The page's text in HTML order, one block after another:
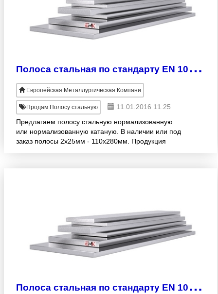
П
олоса стальная по стандарту EN 10149-3
Европейская Металлургическая Компани
Продам Полосу стальную
11.01.2016 11:25
Предлагаем полосу стальную нормализованную
или нормализованную катаную. В наличии или под
заказ полосы 2х25мм - 110х280мм. Продукция
П
олоса стальная по стандарту EN 10149-2